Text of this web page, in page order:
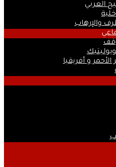
العربي
والإرهاب
و أفريقيا